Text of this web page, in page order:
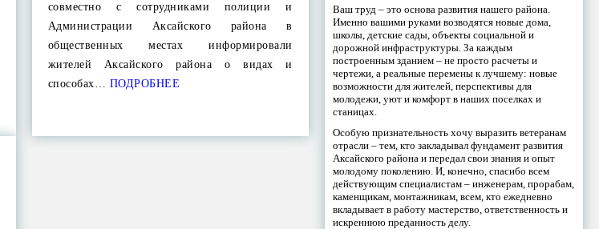
совместно с сотрудниками полиции и
Администрации Аксайского района в
общественных местах информировали
жителей Аксайского района о видах и
способах… ПОДРОБНЕЕ
Ваш труд – это основа развития нашего района.
Именно вашими руками возводятся новые дома,
школы, детские сады, объекты социальной и
дорожной инфраструктуры. За каждым
построенным зданием – не просто расчеты и
чертежи, а реальные перемены к лучшему: новые
возможности для жителей, перспективы для
молодежи, уют и комфорт в наших поселках и
станицах.
Особую признательность хочу выразить ветеранам
отрасли – тем, кто закладывал фундамент развития
Аксайского района и передал свои знания и опыт
молодому поколению. И, конечно, спасибо всем
действующим специалистам – инженерам, прорабам,
каменщикам, монтажникам, всем, кто ежедневно
вкладывает в работу мастерство, ответственность и
искреннюю преданность делу.